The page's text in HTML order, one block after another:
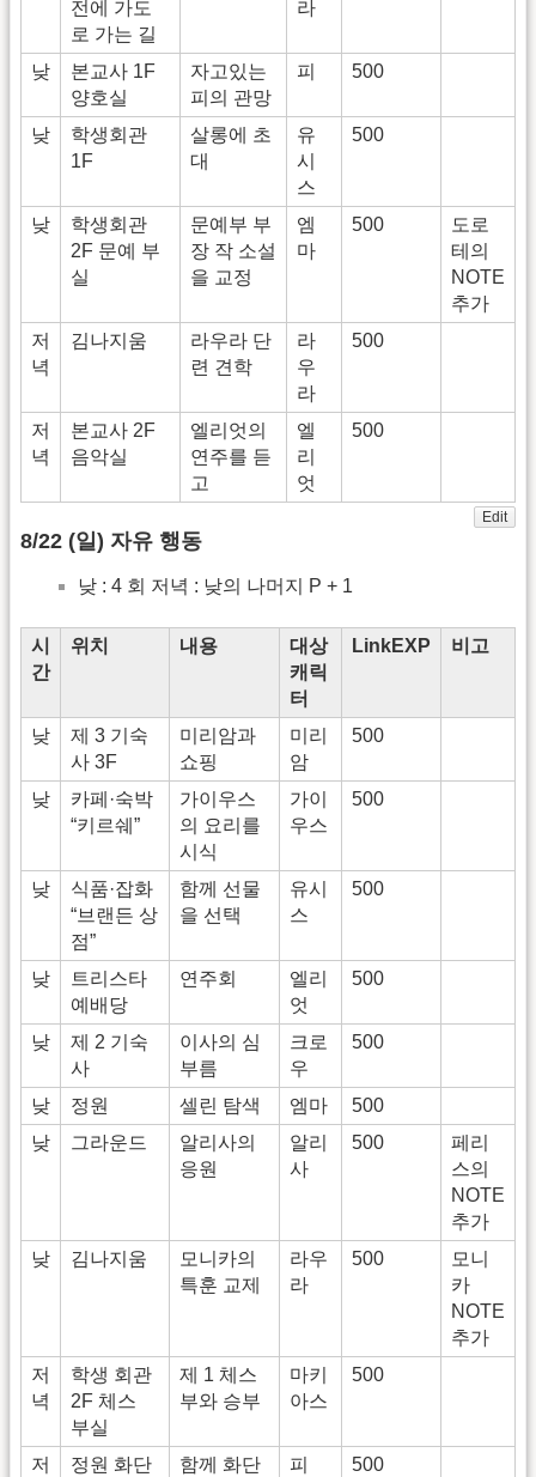
전에 가도
로 가는 길
라
낮
본교사 1F
양호실
자고있는
피의 관망
피 500
낮
학생회관
1F
살롱에 초
대
유
시
스
500
낮
학생회관
2F 문예 부
실
문예부 부
장 작 소설
을 교정
엠
마
500
도로
테의
NOTE
추가
저
녁
김나지움
라우라 단
련 견학
라
우
라
500
저
녁
본교사 2F
음악실
엘리엇의
연주를 듣
고
엘
리
엇
500
Edit
8/22 (일) 자유 행동
낮 : 4 회 저녁 : 낮의 나머지 P + 1
시
간
위치 내용
대상
캐릭
터
LinkEXP 비고
낮
제 3 기숙
사 3F
미리암과
쇼핑
미리
암
500
낮
카페·숙박
“키르쉐”
가이우스
의 요리를
시식
가이
우스
500
낮
식품·잡화
“브랜든 상
점”
함께 선물
을 선택
유시
스
500
낮
트리스타
예배당
연주회
엘리
엇
500
낮
제 2 기숙
사
이사의 심
부름
크로
우
500
낮 정원 셀린 탐색 엠마
500
낮
그라운드
알리사의
응원
알리
사
500
페리
스의
NOTE
추가
낮
김나지움
모니카의
특훈 교제
라우
라
500
모니
카
NOTE
추가
저
녁
학생 회관
2F 체스
부실
제 1 체스
부와 승부
마키
아스
500
저
정원 화단
함께 화단
피 500